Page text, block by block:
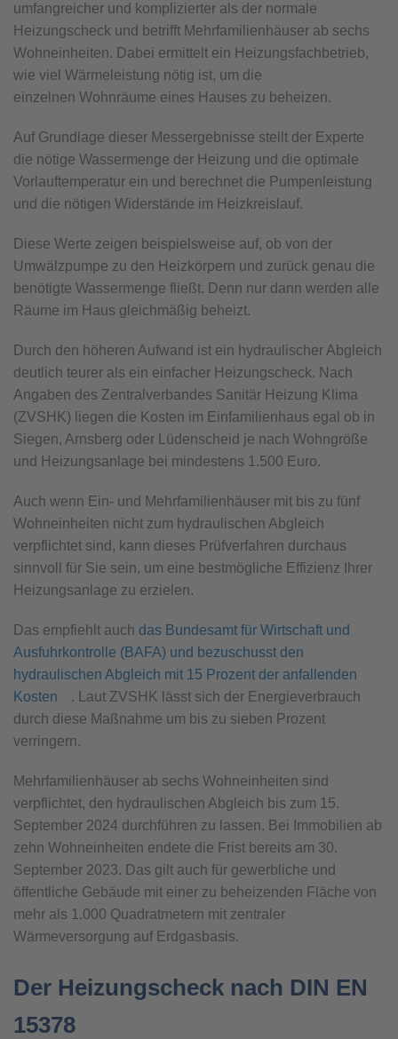
umfangreicher und komplizierter als der normale
Heizungscheck und betrifft Mehrfamilienhäuser ab sechs
Wohneinheiten. Dabei ermittelt ein Heizungsfachbetrieb,
wie viel Wärmeleistung nötig ist, um die
einzelnen Wohnräume eines Hauses zu beheizen.
Auf Grundlage dieser Messergebnisse stellt der Experte
die nötige Wassermenge der Heizung und die optimale
Vorlauftemperatur ein und berechnet die Pumpenleistung
und die nötigen Widerstände im Heizkreislauf.
Diese Werte zeigen beispielsweise auf, ob von der
Umwälzpumpe zu den Heizkörpern und zurück genau die
benötigte Wassermenge fließt. Denn nur dann werden alle
Räume im Haus gleichmäßig beheizt.
Durch den höheren Aufwand ist ein hydraulischer Abgleich
deutlich teurer als ein einfacher Heizungscheck. Nach
Angaben des Zentralverbandes Sanitär Heizung Klima
(ZVSHK) liegen die Kosten im Einfamilienhaus egal ob in
Siegen, Arnsberg oder Lüdenscheid je nach Wohngröße
und Heizungsanlage bei mindestens 1.500 Euro.
Auch wenn Ein- und Mehrfamilienhäuser mit bis zu fünf
Wohneinheiten nicht zum hydraulischen Abgleich
verpflichtet sind, kann dieses Prüfverfahren durchaus
sinnvoll für Sie sein, um eine bestmögliche Effizienz Ihrer
Heizungsanlage zu erzielen.
Das empfiehlt auch das Bundesamt für Wirtschaft und
Ausfuhrkontrolle (BAFA) und bezuschusst den
hydraulischen Abgleich mit 15 Prozent der anfallenden
Kosten
. Laut ZVSHK lässt sich der Energieverbrauch
durch diese Maßnahme um bis zu sieben Prozent
verringern.
Mehrfamilienhäuser ab sechs Wohneinheiten sind
verpflichtet, den hydraulischen Abgleich bis zum 15.
September 2024 durchführen zu lassen. Bei Immobilien ab
zehn Wohneinheiten endete die Frist bereits am 30.
September 2023. Das gilt auch für gewerbliche und
öffentliche Gebäude mit einer zu beheizenden Fläche von
mehr als 1.000 Quadratmetern mit zentraler
Wärmeversorgung auf Erdgasbasis.
Der Heizungscheck nach DIN EN
15378